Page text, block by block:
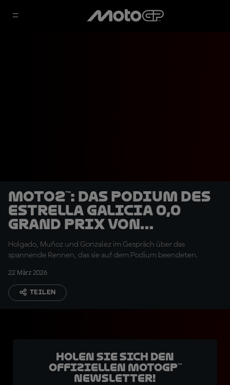
Moto2™: Das Podium des
Estrella Galicia 0,0
Grand Prix von
Brasilien
Holgado, Muñoz und Gonzalez im Gespräch über das
spannende Rennen, das sie auf dem Podium beendeten.
22 März 2026
TEILEN
Holen Sie sich den
offiziellen MotoGP™
Newsletter!